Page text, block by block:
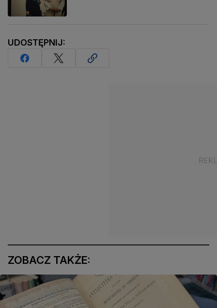
UDOSTĘPNIJ:
ZOBACZ TAKŻE: